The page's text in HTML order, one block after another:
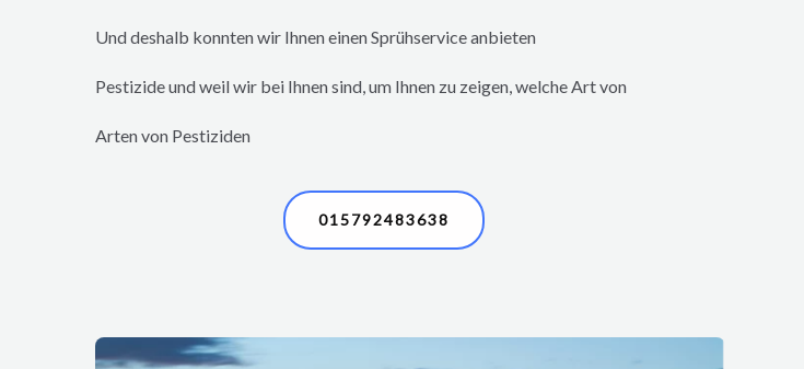
Und deshalb konnten wir Ihnen einen Sprühservice anbieten
Pestizide und weil wir bei Ihnen sind, um Ihnen zu zeigen, welche Art von
Arten von Pestiziden
015792483638